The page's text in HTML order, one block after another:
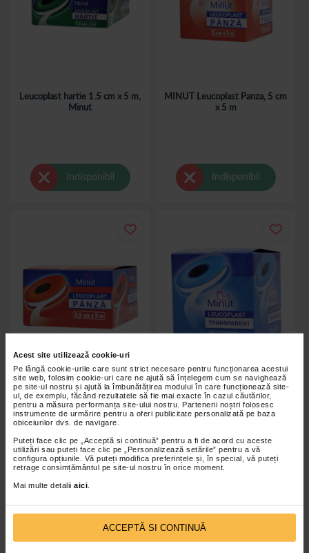
Acest site utilizează cookie-uri
Pe lângă cookie-urile care sunt strict necesare pentru funcționarea acestui
site web, folosim cookie-uri care ne ajută să înțelegem cum se navighează
pe site-ul nostru și ajută la îmbunătățirea modului în care funcționează site-
ul, de exemplu, făcând rezultatele să fie mai exacte în cazul căutărilor,
pentru a măsura performanța site-ului nostru. Partenerii noștri folosesc
instrumente de urmărire pentru a oferi publicitate personalizată pe baza
obiceiurilor dvs. de navigare.
Puteți face clic pe „Acceptă si continuă” pentru a fi de acord cu aceste
utilizări sau puteți face clic pe „Personalizează setările” pentru a vă
configura opțiunile. Vă puteți modifica preferințele și, în special, vă puteți
retrage consimțământul pe site-ul nostru în orice moment.
Mai multe detalii aici
ACCEPTĂ SI CONTINUĂ
Leucoplast hartie 1.5 cm x 5 m,
Minut
Indisponibil
MINUT Leucoplast Panza, 5 cm
x 5 m
Indisponibil
MINUT Leucoplast plast panza,
2,5 cm x 5 cm
Indisponibil
MINUT Leucoplast transparent,
5 cm x 5 m
Indisponibil